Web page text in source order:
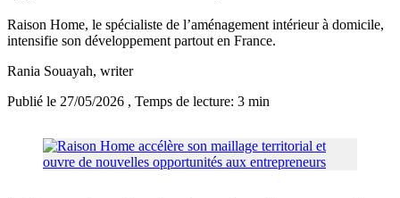
Raison Home, le spécialiste de l’aménagement intérieur à domicile,
intensifie son développement partout en France.
Rania Souayah, writer
Publié le 27/05/2026 , Temps de lecture: 3 min